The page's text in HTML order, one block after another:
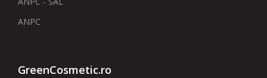
ANPC
GreenCosmetic.ro